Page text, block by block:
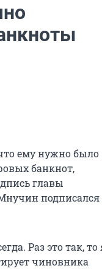
ему нужно было
банкнот,
главы
подписался
Раз это так, то
чиновника